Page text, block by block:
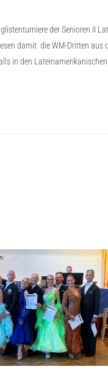
der Senioren II
damit die WM-Dritten
in den